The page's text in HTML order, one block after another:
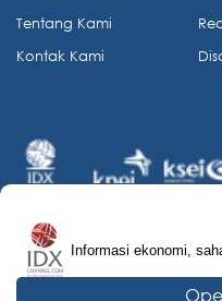
Informasi ekonomi,
Tentang Kami
Kontak Kami
© 2026 IDX